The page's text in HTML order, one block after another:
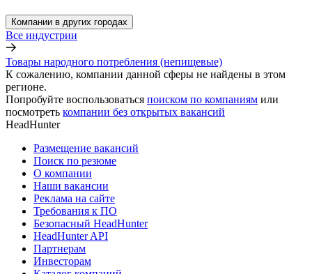
Компании в других городах
Все индустрии
Товары народного потребления (непищевые)
К сожалению, компании данной сферы не найдены в этом
регионе.
Попробуйте воспользоваться поиском по компаниям или
посмотреть компании без открытых вакансий
HeadHunter
Размещение вакансий
Поиск по резюме
О компании
Наши вакансии
Реклама на сайте
Требования к ПО
Безопасный HeadHunter
HeadHunter API
Партнерам
Инвесторам